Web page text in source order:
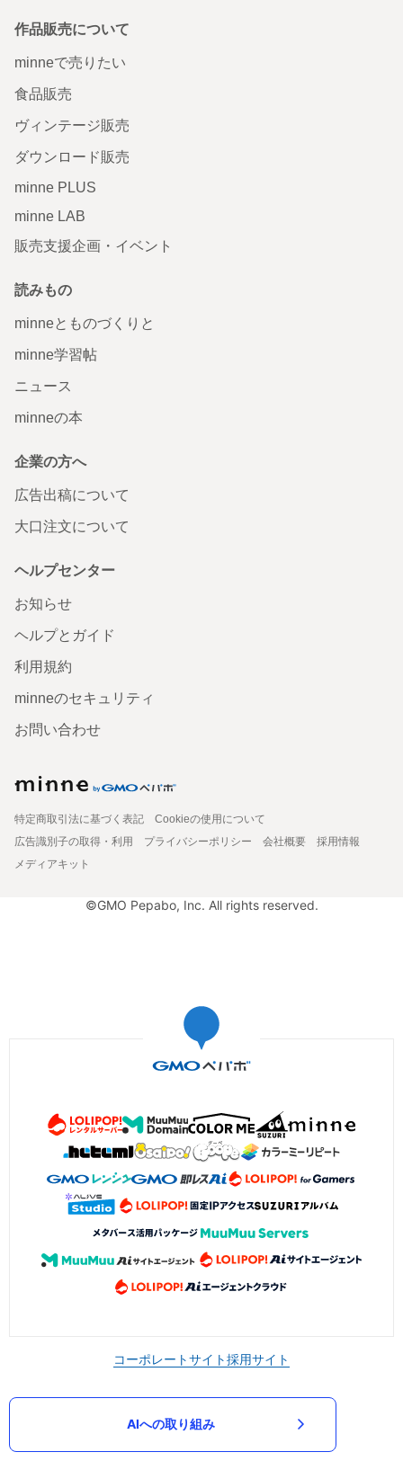
作品販売について
minneで売りたい
食品販売
ヴィンテージ販売
ダウンロード販売
minne PLUS
minne LAB
販売支援企画・イベント
読みもの
minneとものづくりと
minne学習帖
ニュース
minneの本
企業の方へ
広告出稿について
大口注文について
ヘルプセンター
お知らせ
ヘルプとガイド
利用規約
minneのセキュリティ
お問い合わせ
特定商取引法に基づく表記
Cookieの使用について
広告識別子の取得・利用
プライバシーポリシー 会社概要
採用情報
メディアキット
©GMO Pepabo, Inc. All rights reserved.
コーポレートサイト採用サイト
AIへの取り組み